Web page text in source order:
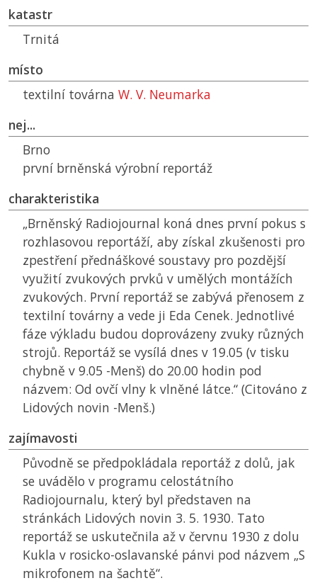
katastr
Trnitá
místo
textilní továrna W. V. Neumarka
nej...
Brno
první brněnská výrobní reportáž
charakteristika
„Brněnský Radiojournal koná dnes první pokus s
rozhlasovou reportáží, aby získal zkušenosti pro
zpestření přednáškové soustavy pro pozdější
využití zvukových prvků v umělých montážích
zvukových. První reportáž se zabývá přenosem z
textilní továrny a vede ji Eda Cenek. Jednotlivé
fáze výkladu budou doprovázeny zvuky různých
strojů. Reportáž se vysílá dnes v 19.05 (v tisku
chybně v 9.05 -Menš) do 20.00 hodin pod
názvem: Od ovčí vlny k vlněné látce.“ (Citováno z
Lidových novin -Menš.)
zajímavosti
Původně se předpokládala reportáž z dolů, jak
se uvádělo v programu celostátního
Radiojournalu, který byl představen na
stránkách Lidových novin 3. 5. 1930. Tato
reportáž se uskutečnila až v červnu 1930 z dolu
Kukla v rosicko-oslavanské pánvi pod názvem „S
mikrofonem na šachtě“.